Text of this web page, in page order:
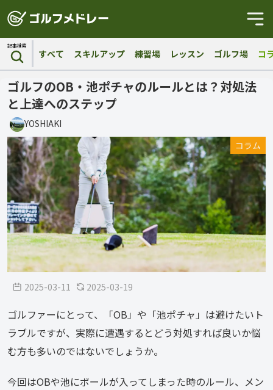
記事検索
すべて スキルアップ 練習場 レッスン ゴルフ場 コ
ゴルフのOB・池ポチャのルールとは？対処法
と上達へのステップ
YOSHIAKI
コラム
2025-03-11 2025-03-19
ゴルファーにとって、「OB」や「池ポチャ」は避けたいト
ラブルですが、実際に遭遇するとどう対処すれば良いか悩
む方も多いのではないでしょうか。
今回はOBや池にボールが入ってしまった時のルール、メン